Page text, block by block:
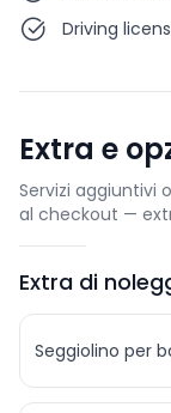
Driving
Extra e
Servizi aggiuntivi
al checkout —
Extra di
Seggiolino per